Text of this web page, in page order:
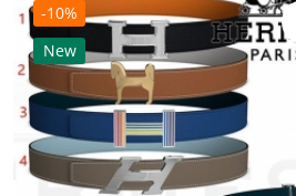
-10%
New